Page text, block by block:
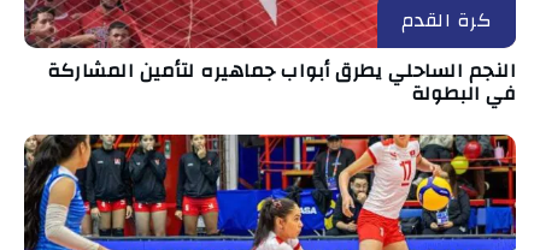
كرة القدم
النجم الساحلي يطرق أبواب جماهيره لتأمين المشاركة
في البطولة